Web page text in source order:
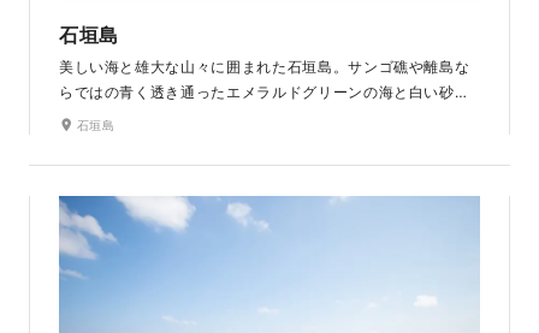
石垣島
美しい海と雄大な山々に囲まれた石垣島。サンゴ礁や離島な
らではの青く透き通ったエメラルドグリーンの海と白い砂浜
は、言葉では表現できないほど美しい大自然に魅了されま
のんびりとした空気に癒され、リラックスして撮影できま
す。沖縄を代表する絶景スポット「川平湾」には、美しいエメ
ラルドグリーンの海面に緑豊かな島々が点在しています。
刻々と色が変わる風景を楽しみながら星空の下で撮影するこ
ともできます。
石垣島